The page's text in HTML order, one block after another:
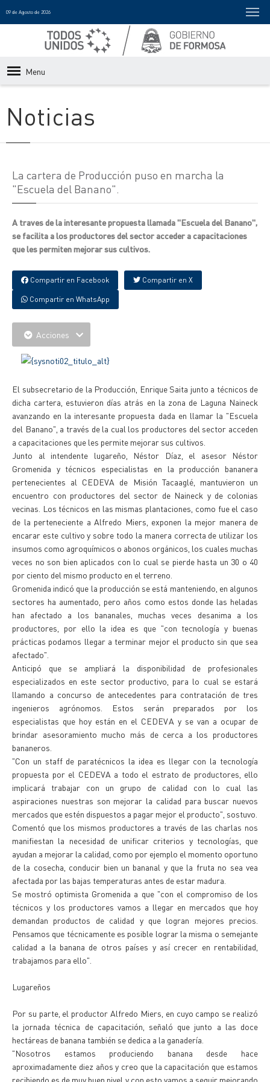
09 de Agosto de 2026
Menu
Noticias
La cartera de Producción puso en marcha la
"Escuela del Banano".
A traves de la interesante propuesta llamada "Escuela del Banano",
se facilita a los productores del sector acceder a capacitaciones
que les permiten mejorar sus cultivos.
Compartir en Facebook Compartir en X
Compartir en WhatsApp
Acciones
El subsecretario de la Producción, Enrique Saita junto a técnicos de
dicha cartera, estuvieron días atrás en la zona de Laguna Naineck
avanzando en la interesante propuesta dada en llamar la "Escuela
del Banano", a través de la cual los productores del sector acceden
a capacitaciones que les permite mejorar sus cultivos.
Junto al intendente lugareño, Néstor Díaz, el asesor Néstor
Gromenida y técnicos especialistas en la producción bananera
pertenecientes al CEDEVA de Misión Tacaaglé, mantuvieron un
encuentro con productores del sector de Naineck y de colonias
vecinas. Los técnicos en las mismas plantaciones, como fue el caso
de la perteneciente a Alfredo Miers, exponen la mejor manera de
encarar este cultivo y sobre todo la manera correcta de utilizar los
insumos como agroquímicos o abonos orgánicos, los cuales muchas
veces no son bien aplicados con lo cual se pierde hasta un 30 o 40
por ciento del mismo producto en el terreno.
Gromenida indicó que la producción se está manteniendo, en algunos
sectores ha aumentado, pero años como estos donde las heladas
han afectado a los bananales, muchas veces desanima a los
productores, por ello la idea es que "con tecnología y buenas
prácticas podamos llegar a terminar mejor el producto sin que sea
afectado".
Anticipó que se ampliará la disponibilidad de profesionales
especializados en este sector productivo, para lo cual se estará
llamando a concurso de antecedentes para contratación de tres
ingenieros agrónomos. Estos serán preparados por los
especialistas que hoy están en el CEDEVA y se van a ocupar de
brindar asesoramiento mucho más de cerca a los productores
bananeros.
"Con un staff de paratécnicos la idea es llegar con la tecnología
propuesta por el CEDEVA a todo el estrato de productores, ello
implicará trabajar con un grupo de calidad con lo cual las
aspiraciones nuestras son mejorar la calidad para buscar nuevos
mercados que estén dispuestos a pagar mejor el producto", sostuvo.
Comentó que los mismos productores a través de las charlas nos
manifiestan la necesidad de unificar criterios y tecnologías, que
ayudan a mejorar la calidad, como por ejemplo el momento oportuno
de la cosecha, conducir bien un bananal y que la fruta no sea vea
afectada por las bajas temperaturas antes de estar madura.
Se mostró optimista Gromenida a que "con el compromiso de los
técnicos y los productores vamos a llegar en mercados que hoy
demandan productos de calidad y que logran mejores precios.
Pensamos que técnicamente es posible lograr la misma o semejante
calidad a la banana de otros países y así crecer en rentabilidad,
trabajamos para ello".
Lugareños
Por su parte, el productor Alfredo Miers, en cuyo campo se realizó
la jornada técnica de capacitación, señaló que junto a las doce
hectáreas de banana también se dedica a la ganadería.
"Nosotros estamos produciendo banana desde hace
aproximadamente diez años y creo que la capacitación que estamos
recibiendo es de muy buen nivel y con esto vamos a seguir mejorando